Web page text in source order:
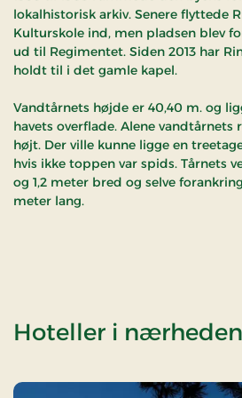
lokalhistorisk arkiv. Senere flyttede
Kulturskole ind, men pladsen blev
ud til Regimentet. Siden 2013 har
holdt til i det gamle kapel.
Vandtårnets højde er 40,40 m. og
havets overflade. Alene vandtårnets
højt. Der ville kunne ligge en
hvis ikke toppen var spids. Tårnets
og 1,2 meter bred og selve
meter lang.
Hoteller i nærheden